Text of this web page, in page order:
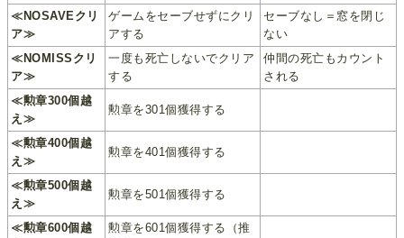
≪NOSAVEクリ
ア≫
ゲームをセーブせずにクリ
アする
セーブなし＝窓を閉じ
ない
≪NOMISSクリ
ア≫
一度も死亡しないでクリア
する
仲間の死亡もカウント
される
≪勲章300個越
え≫
勲章を301個獲得する
≪勲章400個越
え≫
勲章を401個獲得する
≪勲章500個越
え≫
勲章を501個獲得する
≪勲章600個越
勲章を601個獲得する（推